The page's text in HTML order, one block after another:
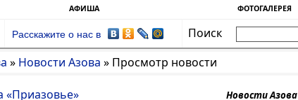
АФИША ФОТОГАЛЕРЕЯ
Расскажите о нас в
Поиск
» Новости Азова » Просмотр новости
«Приазовье» Новости Азова